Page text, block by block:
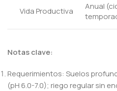
Vida Productiva
Anual
Notas clave:
Requerimientos: Suelos
(pH 6.0-7.0); riego regular sin